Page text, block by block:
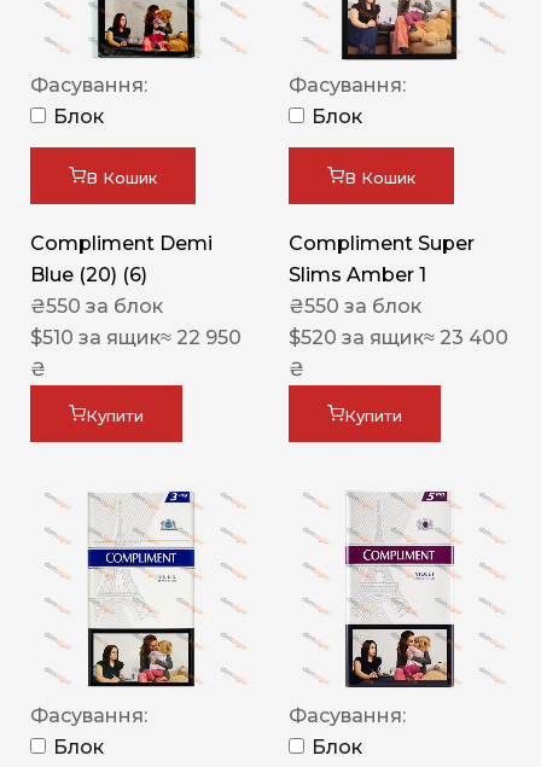
Фасування:
Блок
В Кошик
Compliment Demi
Blue (20) (6)
₴550 за блок
$510 за ящик≈ 22 950
₴
Купити
Фасування:
Блок
В Кошик
Compliment Super
Slims Amber 1
₴550 за блок
$520 за ящик≈ 23 400
₴
Купити
Фасування:
Блок
Фасування:
Блок